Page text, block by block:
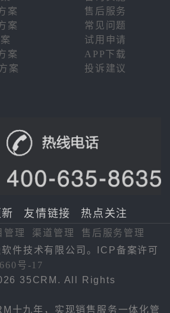
案
售后服务
案
常见问题
试用申请
案
APP下载
案
投诉建议
友情链接 热点关注
管理 渠道管理
售后服务管理
件技术有限公司。ICP备案许可
号-17
35CRM. All Rights
十九年，实现销售服务一体化管